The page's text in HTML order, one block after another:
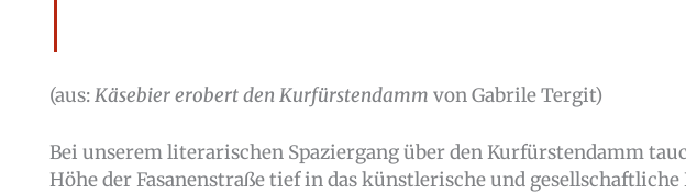
(aus:Käsebier erobert den Kurfürstendamm von Gabrile Tergit)
Bei unserem literarischen Spaziergang über den Kurfürstendamm
Höhe der Fasanenstraße tief in das künstlerische und gesellschaftliche